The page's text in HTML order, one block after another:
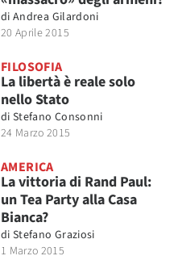
di Andrea Gilardoni
20 Aprile 2015
FILOSOFIA
La libertà è reale solo
nello Stato
di Stefano Consonni
24 Marzo 2015
AMERICA
La vittoria di Rand Paul:
un Tea Party alla Casa
Bianca?
di Stefano Graziosi
1 Marzo 2015